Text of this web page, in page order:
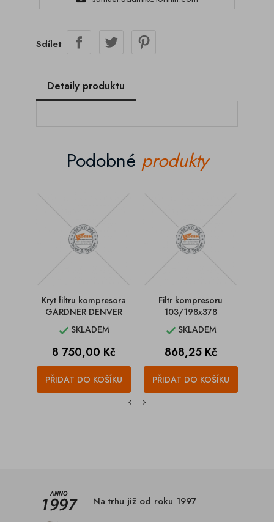
Sdílet
Detaily produktu
Podobné produkty
Kryt filtru kompresora
GARDNER DENVER
SKLADEM
Cena
8 750,00 Kč
PŘIDAT DO KOŠÍKU
Filtr kompresoru
103/198x378
SKLADEM
Cena
868,25 Kč
PŘIDAT DO KOŠÍKU
Na trhu již od roku 1997